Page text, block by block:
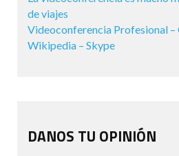
de viajes
Videoconferencia Profesional –
Wikipedia – Skype
DANOS TU OPINIÓN